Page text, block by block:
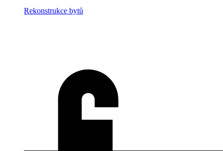
Rekonstrukce bytů